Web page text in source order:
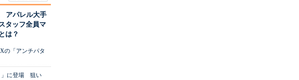
アパレル大手
タッフ全員マ
は？
の「アンチパタ
」に登場 狙い